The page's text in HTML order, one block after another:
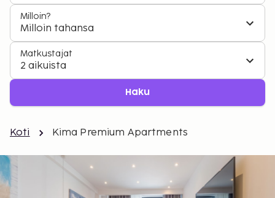
Milloin?
Milloin tahansa
Matkustajat
2 aikuista
Haku
Koti Kima Premium Apartments